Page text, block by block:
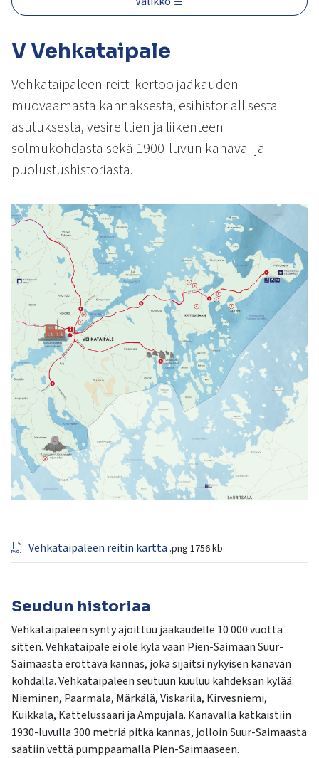
kosketus-
pyyhkäisyliikkeitä.
V Vehkataipale
Vehkataipaleen reitti kertoo jääkauden
muovaamasta kannaksesta, esihistoriallisesta
asutuksesta, vesireittien ja liikenteen
solmukohdasta sekä 1900-luvun kanava- ja
puolustushistoriasta.
Vehkataipaleen reitin kartta .png 1756 kb
Seudun historiaa
Vehkataipaleen synty ajoittuu jääkaudelle 10 000 vuotta
sitten. Vehkataipale ei ole kylä vaan Pien-Saimaan Suur-
Saimaasta erottava kannas, joka sijaitsi nykyisen kanavan
kohdalla. Vehkataipaleen seutuun kuuluu kahdeksan kylää:
Nieminen, Paarmala, Märkälä, Viskarila, Kirvesniemi,
Kuikkala, Kattelussaari ja Ampujala. Kanavalla katkaistiin
1930-luvulla 300 metriä pitkä kannas, jolloin Suur-Saimaasta
saatiin vettä pumppaamalla Pien-Saimaaseen.